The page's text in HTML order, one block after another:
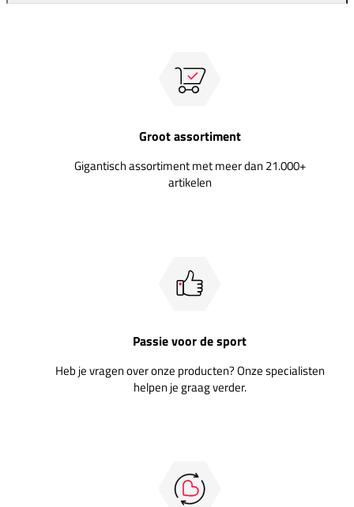
Groot assortiment
Gigantisch assortiment met meer dan 21.000+
artikelen
Passie voor de sport
Heb je vragen over onze producten? Onze specialisten
helpen je graag verder.